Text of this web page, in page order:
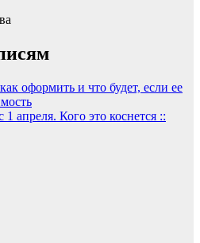
оформить и что будет, если ее
апреля. Кого это коснется ::